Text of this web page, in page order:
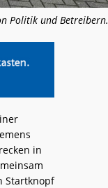
Politik und Betreibern.
in
Startknopf